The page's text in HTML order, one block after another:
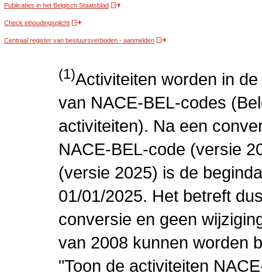
Publicaties in het Belgisch Staatsblad
Check inhoudingsplicht
Centraal register van bestuursverboden - aanmelden
(1)Activiteiten worden in
van NACE-BEL-codes
activiteiten). Na een
NACE-BEL-code (versie
(versie 2025) is de
01/01/2025. Het betreft
conversie en geen
van 2008 kunnen worden
"Toon de activiteiten